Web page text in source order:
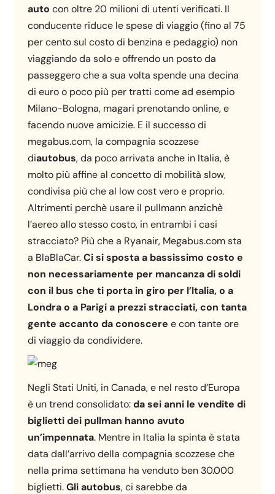
auto con oltre 20 milioni di utenti verificati. Il
conducente riduce le spese di viaggio (fino al 75
per cento sul costo di benzina e pedaggio) non
viaggiando da solo e offrendo un posto da
passeggero che a sua volta spende una decina
di euro o poco più per tratti come ad esempio
Milano-Bologna, magari prenotando online, e
facendo nuove amicizie. E il successo di
megabus.com, la compagnia scozzese
diautobus, da poco arrivata anche in Italia, è
molto più affine al concetto di mobilità slow,
condivisa più che al low cost vero e proprio.
Altrimenti perchè usare il pullmann anzichè
l’aereo allo stesso costo, in entrambi i casi
stracciato? Più che a Ryanair, Megabus.com sta
a BlaBlaCar.Ci si sposta a bassissimo costo e
non necessariamente per mancanza di soldi
con il bus che ti porta in giro per l’Italia, o a
Londra o a Parigi a prezzi stracciati, con tanta
gente accanto da conoscere e con tante ore
di viaggio da condividere.
Negli Stati Uniti, in Canada, e nel resto d’Europa
è un trend consolidato:da sei anni le vendite di
biglietti dei pullman hanno avuto
un’impennata. Mentre in Italia la spinta è stata
data dall’arrivo della compagnia scozzese che
nella prima settimana ha venduto ben 30.000
biglietti.Gli autobus, ci sarebbe da